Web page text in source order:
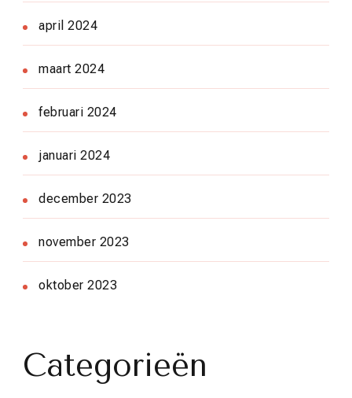
april 2024
maart 2024
februari 2024
januari 2024
december 2023
november 2023
oktober 2023
Categorieën